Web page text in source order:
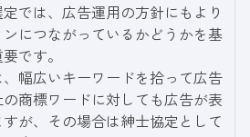
では、広告運用の方針にもより
につながっているかどうかを基
です。
幅広いキーワードを拾って広告
商標ワードに対しても広告が表
が、その場合は紳士協定として